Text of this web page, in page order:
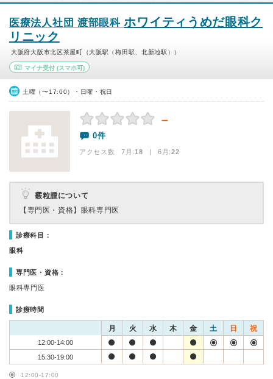
医療法人社団 渡部眼科ホワイティうめだ眼科ク
リニック
大阪府大阪市北区茶屋町（大阪駅（梅田駅、北新地駅））
マイナ受付 (スマホ可)
土曜（〜17:00）・日曜・祝日
－
0件
アクセス数 7月:18 | 6月:22
霰粒腫について
【専門医・資格】 眼科専門医
診療科目：
眼科
専門医・資格：
眼科専門医
診療時間
月 火 水 木 金 土 日 祝
12:00-14:00
15:30-19:00
12:00-17:00